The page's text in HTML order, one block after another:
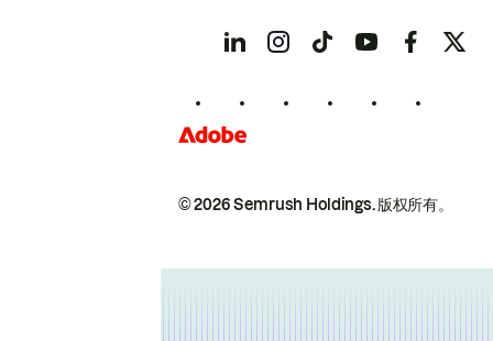
© 2026 Semrush Holdings.版权所有。